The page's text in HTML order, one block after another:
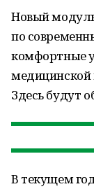
Новый
по
комфортные
медицинской
Здесь будут
В текущем